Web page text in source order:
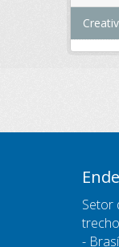
Setor
-